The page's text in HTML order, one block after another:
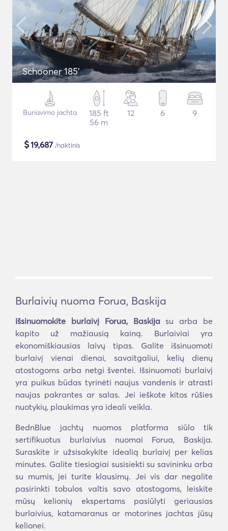
Schooner 185'
Buriavimo jachta
185 ft
56 m
12 6 9
$19,687 /naktinis
Burlaivių nuoma Forua, Baskija
Išsinuomokite burlaivį Forua, Baskijasu arba be
kapito už mažiausią kainą. Burlaiviai yra
ekonomiškiausias laivų tipas. Galite išsinuomoti
burlaivį vienai dienai, savaitgaliui, kelių dienų
atostogoms arba netgi šventei. Išsinuomoti burlaivį
yra puikus būdas tyrinėti naujus vandenis ir atrasti
naujas pakrantes ar salas. Jei ieškote kitos rūšies
nuotykių, plaukimas yra ideali veikla.
BednBlue jachtų nuomos platforma siūlo tik
sertifikuotus burlaivius nuomai Forua, Baskija.
Suraskite ir užsisakykite idealią burlaivį per kelias
minutes. Galite tiesiogiai susisiekti su savininku arba
su mumis, jei turite klausimų. Jei vis dar negalite
pasirinkti tobulos valtis savo atostogoms, leiskite
mūsų kelionių ekspertams pasiūlyti geriausias
burlaivius, katamaranus ar motorines jachtas jūsų
kelionei.